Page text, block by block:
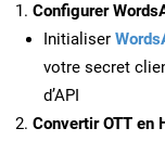
Configurer
Initialiser
votre secret
d’API
Convertir OTT en